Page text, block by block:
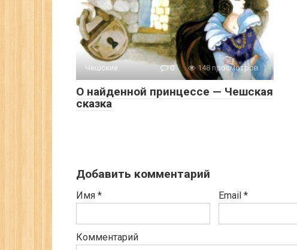
Чешские 0 148 просмотров
О найденной принцессе — Чешская
сказка
Добавить комментарий
Имя * Email *
Комментарий